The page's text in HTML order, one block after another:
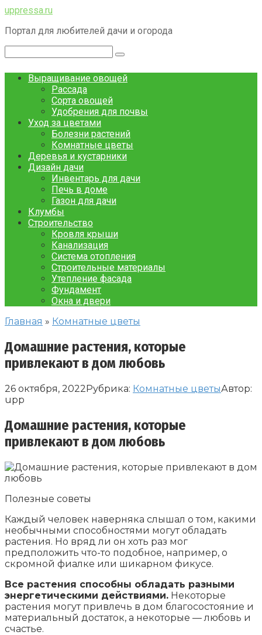
Перейти
контенту
uppressa.ru
Портал для любителей дачи и огорода
Выращивание овощей
Рассада
Сорта овощей
Удобрения для почвы
Уход за цветами
Болезни растений
Комнатные цветы
Деревья и кустарники
Дизайн дачи
Инвентарь для дачи
Печь в доме
Газон для дачи
Клумбы
Строительство
Кровля крыши
Канализация
Система отопления
Строительные материалы
Утепление фасада
Фундамент
Окна и двери
Главная » Комнатные цветы
Домашние растения, которые
привлекают в дом любовь
26 октября, 2022Рубрика: Комнатные цветыАвтор:
upp
Домашние растения, которые
привлекают в дом любовь
Полезные советы
Каждый человек наверняка слышал о том, какими
необычными способностями могут обладать
растения. Но вряд ли он хоть раз мог
предположить что-то подобное, например, о
скромной фиалке или шикарном фикусе.
Все растения способны обладать разными
энергетическими действиями. Некоторые
растения могут привлечь в дом благосостояние и
материальный достаток, а некоторые — любовь и
счастье.